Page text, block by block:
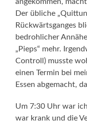
Der übliche
Rückwärtsganges
bedrohlicher
„Pieps“ mehr.
Controll) musste
einen Termin bei
Essen abgemacht,
Um 7:30 Uhr war
war krank und die